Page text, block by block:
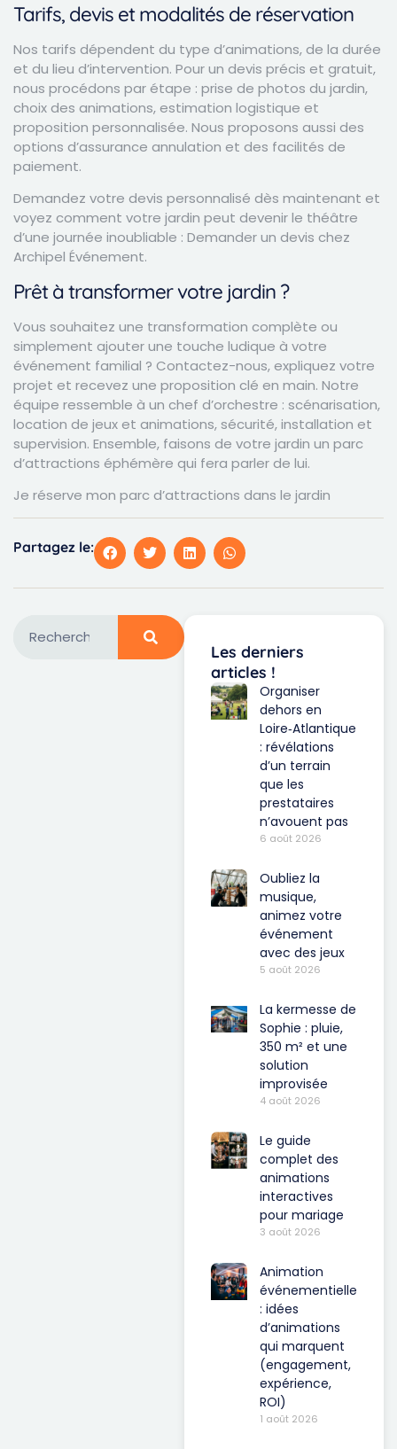
Tarifs, devis et modalités de réservation
Nos tarifs dépendent du type d’animations, de la durée
et du lieu d’intervention. Pour un devis précis et gratuit,
nous procédons par étape : prise de photos du jardin,
choix des animations, estimation logistique et
proposition personnalisée. Nous proposons aussi des
options d’assurance annulation et des facilités de
paiement.
Demandez votre devis personnalisé dès maintenant et
voyez comment votre jardin peut devenir le théâtre
d’une journée inoubliable : Demander un devis chez
Archipel Événement.
Prêt à transformer votre jardin ?
Vous souhaitez une transformation complète ou
simplement ajouter une touche ludique à votre
événement familial ? Contactez-nous, expliquez votre
projet et recevez une proposition clé en main. Notre
équipe ressemble à un chef d’orchestre : scénarisation,
location de jeux et animations, sécurité, installation et
supervision. Ensemble, faisons de votre jardin un parc
d’attractions éphémère qui fera parler de lui.
Je réserve mon parc d’attractions dans le jardin
Partagez le:
Les derniers
articles !
Organiser
dehors en
Loire‑Atlantique
: révélations
d’un terrain
que les
prestataires
n’avouent pas
6 août 2026
Oubliez la
musique,
animez votre
événement
avec des jeux
5 août 2026
La kermesse de
Sophie : pluie,
350 m² et une
solution
improvisée
4 août 2026
Le guide
complet des
animations
interactives
pour mariage
3 août 2026
Animation
événementielle
: idées
d’animations
qui marquent
(engagement,
expérience,
ROI)
1 août 2026